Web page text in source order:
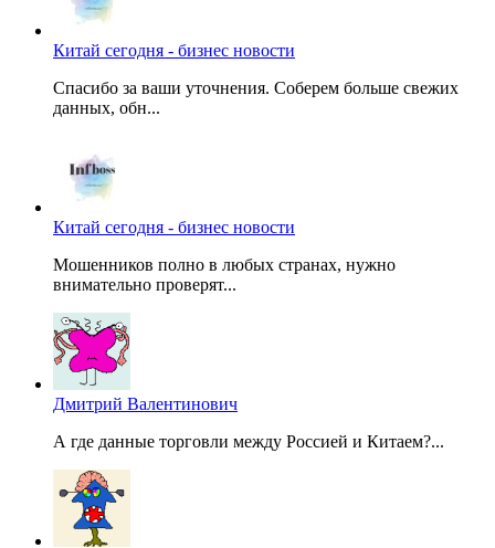
Китай сегодня - бизнес новости
Спасибо за ваши уточнения. Соберем больше свежих
данных, обн...
Китай сегодня - бизнес новости
Мошенников полно в любых странах, нужно
внимательно проверят...
Дмитрий Валентинович
А где данные торговли между Россией и Китаем?...